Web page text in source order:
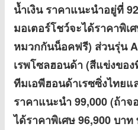
น้ำเงิน ราคาแนะนำอยู่ที่
มอเตอร์โชว์จะได้ราคาพิ
หมวกกันน็อคฟรี) ส่วนรุ่น
เรพโซลฮอนด้า (สีแข่งขอ
ทีมเอพีฮอนด้าเรซซิ่งไทย
ราคาแนะนำ 99,000 (ถ้าจ
ได้ราคาพิเศษ 96,900 บา